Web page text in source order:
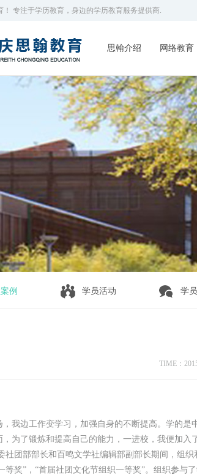
！ 专注于学历教育，身边的学历教育服务提供商.
思翰介绍 网络教育
例 学员活动 学
TIME：
边工作变学习，加强自身的不断提高。学的是
了锻炼和提高自己的能力，一进校，我便加入
社团部部长和百鸣文学社编辑部副部长期间，组
等奖”，“首届社团文化节组织一等奖”。组织参与